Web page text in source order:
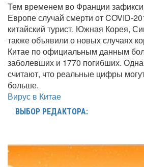
Тем временем во Франции
Европе случай смерти от COVID-
китайский турист. Южная Корея,
также объявили о новых случаях
Китае по официальным данным
заболевших и 1770 погибших.
считают, что реальные цифры
больше.
Вирус в Китае
ВЫБОР РЕДАКТОРА: